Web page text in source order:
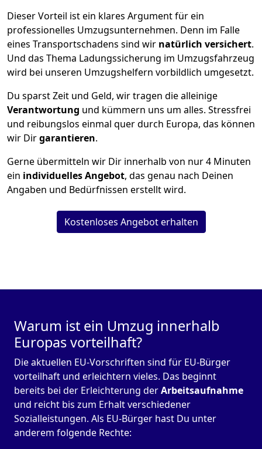
Dieser Vorteil ist ein klares Argument für ein
professionelles Umzugsunternehmen. Denn im Falle
eines Transportschadens sind wir natürlich versichert.
Und das Thema Ladungssicherung im Umzugsfahrzeug
wird bei unseren Umzugshelfern vorbildlich umgesetzt.
Du sparst Zeit und Geld, wir tragen die alleinige
Verantwortung und kümmern uns um alles. Stressfrei
und reibungslos einmal quer durch Europa, das können
wir Dirgarantieren.
Gerne übermitteln wir Dir innerhalb von nur4 Minuten
ein individuelles Angebot, das genau nach Deinen
Angaben und Bedürfnissen erstellt wird.
Kostenloses Angebot erhalten
Warum ist ein Umzug innerhalb
Europas vorteilhaft?
Die aktuellen EU-Vorschriften sind für EU-Bürger
vorteilhaft und erleichtern vieles. Das beginnt
bereits bei der Erleichterung derArbeitsaufnahme
und reicht bis zum Erhalt verschiedener
Sozialleistungen. Als EU-Bürger hast Du unter
anderem folgende Rechte: